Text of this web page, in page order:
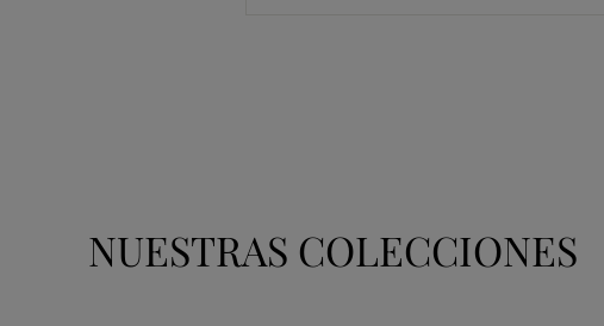
NUESTRAS COLECCIONES